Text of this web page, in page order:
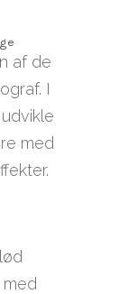
af de
I
med
med